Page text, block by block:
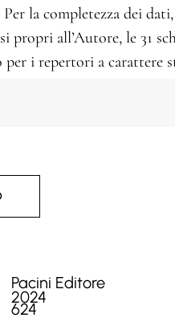
Per la completezza dei
propri all’Autore, le 31
i repertori a carattere
Pacini Editore
2024
624